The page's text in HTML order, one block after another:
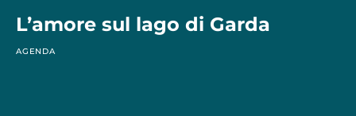
L’amore sul lago di Garda
AGENDA